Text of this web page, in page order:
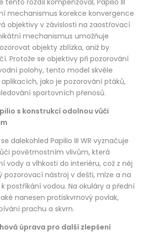
tento rozdíl kompenzoval, Papilio III
mechanismus korekce konvergence
objektivy v závislosti na zaostřovací
mechanismus umožňuje
objekty zblízka, aniž by
Protože se objektivy při pozorování
polohy, tento model skvěle
jako je pozorování ptáků,
sportovních přenosů.
s konstrukcí odolnou vůči
dalekohled Papilio III WR vyznačuje
povětrnostním vlivům, která
vody a vlhkosti do interiéru, což z něj
pozorovací nástroj v dešti, mlze a na
postříkání vodou. Na okuláry a přední
nanesen protiskvrnový povlak,
prachu a skvrn.
úprava pro další zlepšení